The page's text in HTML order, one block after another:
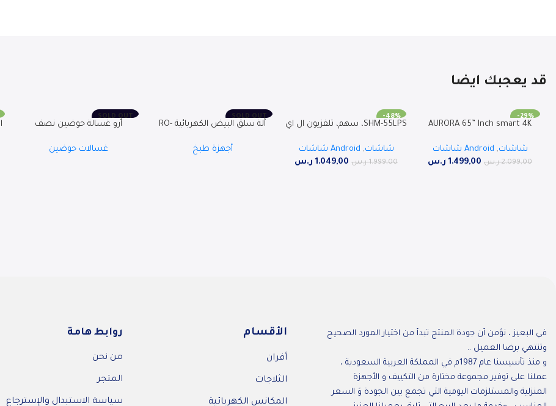
قد يعجبك ايضا
-29%
AURORA 65” Inch smart 4K
65LPS
شاشات, Android شاشات
2.099,00 ر.س 1.499,00 ر.س
-48%
SHM-55LPS، سهم، تلفزيون ال اي
55 بوصة، أندرويد 13
شاشات, Android شاشات
1.999,00 ر.س 1.049,00 ر.س
SOLD OUT
آلة سلق البيض الكهربائية RO-
أجهزة طبخ
SOLD OUT
أرو غسالة حوضين نصف
غسالات حوضين
في البعيز ، نؤمن أن جودة المنتج تبدأ من اختيار المورد الصحيح
وتنتهي برضا العميل ..
و منذ تأسيسنا عام 1987م في المملكة العربية السعودية ،
عملنا على توفير مجموعة مختارة من التكييف و الأجهزة
المنزلية والمستلزمات اليومية التي تجمع بين الجودة وَ السعر
الأقسام
أفران
الثلاجات
المكانس الكهربائية
روابط هامة
من نحن
المتجر
سياسة الاستبدال والإسترجاع